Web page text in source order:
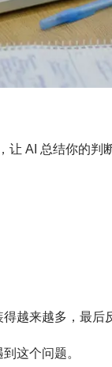
AI 总结你的判
越来越多，最后
这个问题。